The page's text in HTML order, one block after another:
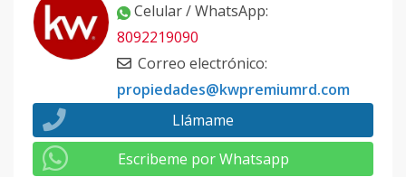
Celular / WhatsApp:
8092219090
Correo electrónico:
propiedades@kwpremiumrd.com
Llámame
Escribeme por Whatsapp